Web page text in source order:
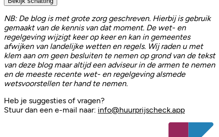
NB: De blog is met grote zorg geschreven. Hierbij is gebruik
gemaakt van de kennis van dat moment. De wet- en
regelgeving wijzigt keer op keer en kan in gemeentes
afwijken van landelijke wetten en regels. Wij raden u met
klem aan om geen besluiten te nemen op grond van de tekst
van deze blog maar altijd een adviseur in de armen te nemen
en de meeste recente wet- en regelgeving alsmede
wetsvoorstellen ter hand te nemen.
Heb je suggesties of vragen?
Stuur dan een e-mail naar: info@huurprijscheck.app